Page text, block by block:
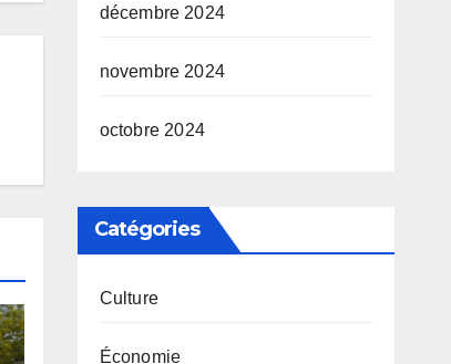
décembre 2024
novembre 2024
octobre 2024
Catégories
Culture
Économie